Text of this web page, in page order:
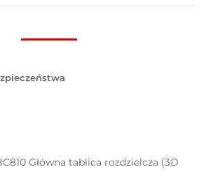
Główna tablica rozdzielcza (3D